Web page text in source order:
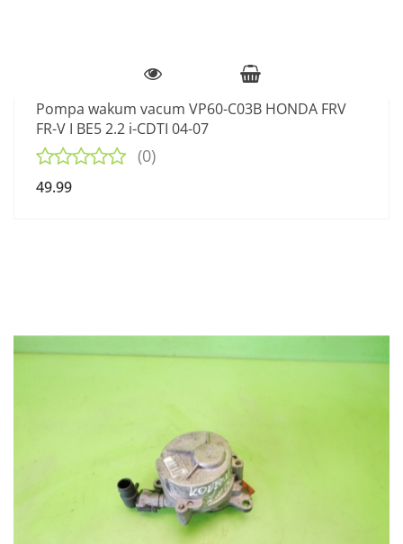
Pompa wakum vacum VP60-C03B HONDA FRV
FR-V I BE5 2.2 i-CDTI 04-07
(0)
49.99